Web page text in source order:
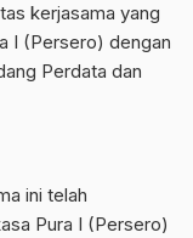
kerjasama yang
I (Persero) dengan
Perdata dan
ini telah
Pura I (Persero)